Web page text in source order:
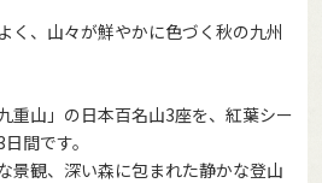
く、山々が鮮やかに色づく秋の九州
重山」の日本百名山3座を、紅葉シー
間です。
景観、深い森に包まれた静かな登山